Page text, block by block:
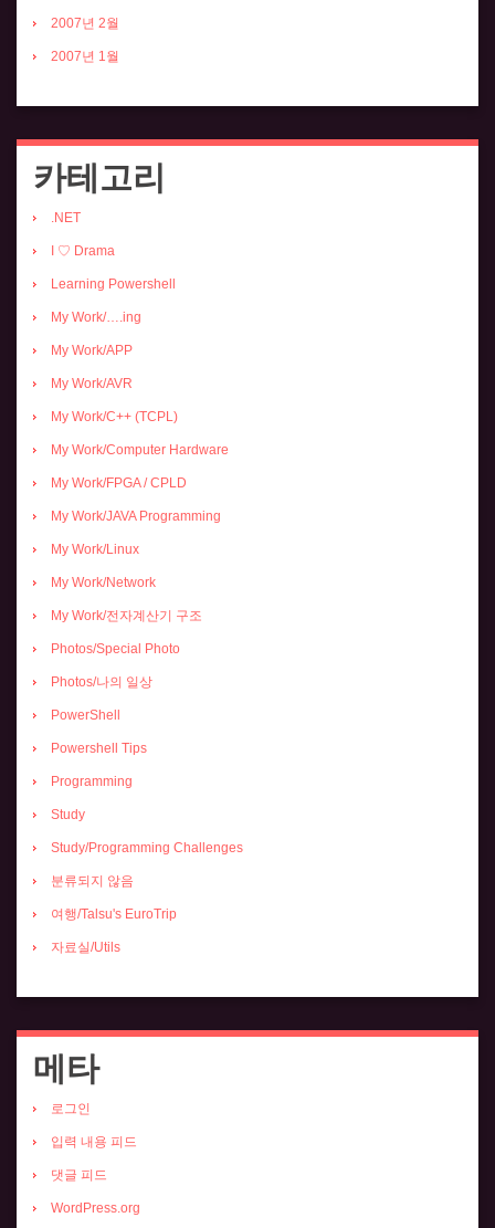
2007년 2월
2007년 1월
카테고리
.NET
I ♡ Drama
Learning Powershell
My Work/….ing
My Work/APP
My Work/AVR
My Work/C++ (TCPL)
My Work/Computer Hardware
My Work/FPGA / CPLD
My Work/JAVA Programming
My Work/Linux
My Work/Network
My Work/전자계산기 구조
Photos/Special Photo
Photos/나의 일상
PowerShell
Powershell Tips
Programming
Study
Study/Programming Challenges
분류되지 않음
여행/Talsu's EuroTrip
자료실/Utils
메타
로그인
입력 내용 피드
댓글 피드
WordPress.org